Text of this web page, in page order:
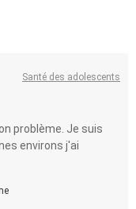
Santé des adolescents
problème. Je suis
environs j'ai